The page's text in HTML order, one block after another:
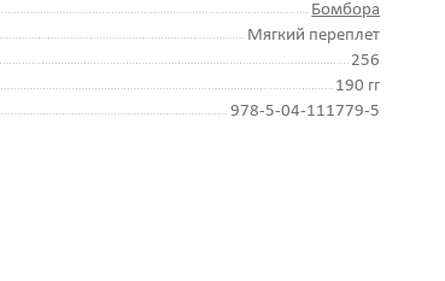
Бомбора
Мягкий переплет
256
190 гг
978-5-04-111779-5